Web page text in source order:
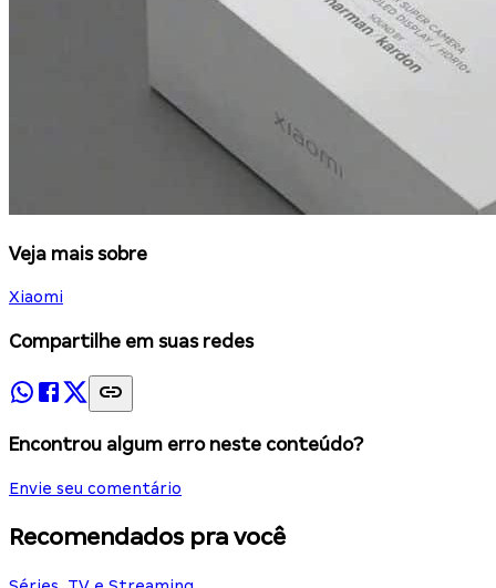
Veja mais sobre
Xiaomi
Compartilhe em suas redes
Encontrou algum erro neste conteúdo?
Envie seu comentário
Recomendados pra você